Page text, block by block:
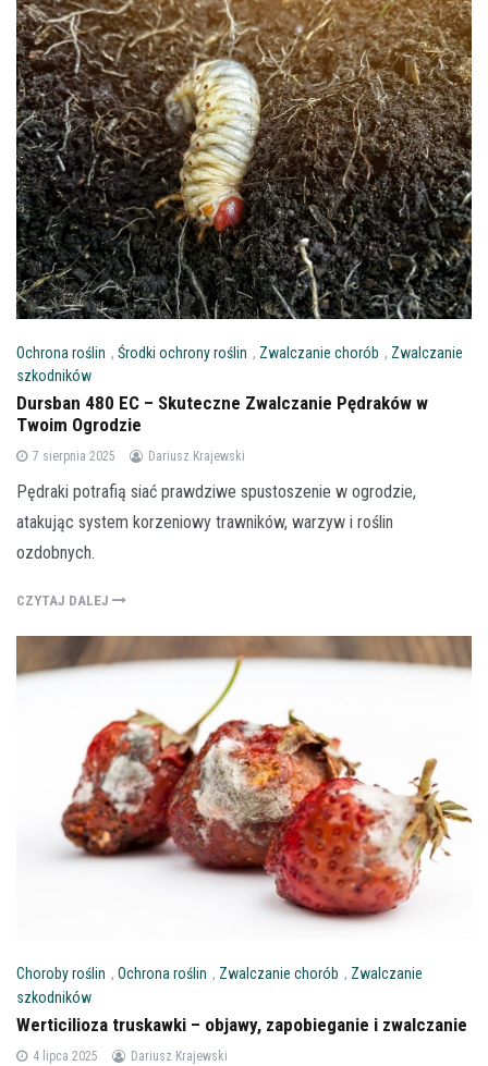
Ochrona roślin , Środki ochrony roślin , Zwalczanie chorób , Zwalczanie
szkodników
Dursban 480 EC – Skuteczne Zwalczanie Pędraków w
Twoim Ogrodzie
7 sierpnia 2025 Dariusz Krajewski
Pędraki potrafią siać prawdziwe spustoszenie w ogrodzie,
atakując system korzeniowy trawników, warzyw i roślin
ozdobnych.
CZYTAJ DALEJ
Choroby roślin , Ochrona roślin , Zwalczanie chorób , Zwalczanie
szkodników
Werticilioza truskawki – objawy, zapobieganie i zwalczanie
4 lipca 2025 Dariusz Krajewski